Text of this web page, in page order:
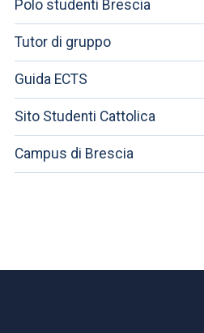
Polo studenti Brescia
Tutor di gruppo
Guida ECTS
Sito Studenti Cattolica
Campus di Brescia